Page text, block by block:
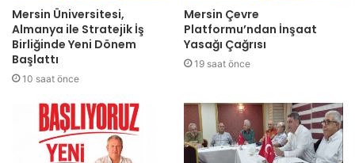
Mersin Üniversitesi,
Almanya ile Stratejik İş
Birliğinde Yeni Dönem
Başlattı
10 saat önce
Mersin Çevre
Platformu’ndan İnşaat
Yasağı Çağrısı
19 saat önce